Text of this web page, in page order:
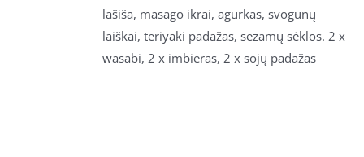
lašiša, masago ikrai, agurkas, svogūnų
laiškai, teriyaki padažas, sezamų sėklos. 2 x
wasabi, 2 x imbieras, 2 x sojų padažas